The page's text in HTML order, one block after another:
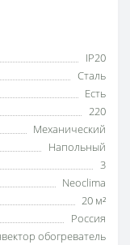
IP20
Сталь
Есть
220
Механический
Напольный
3
Neoclima
20 м²
Россия
обогреватель